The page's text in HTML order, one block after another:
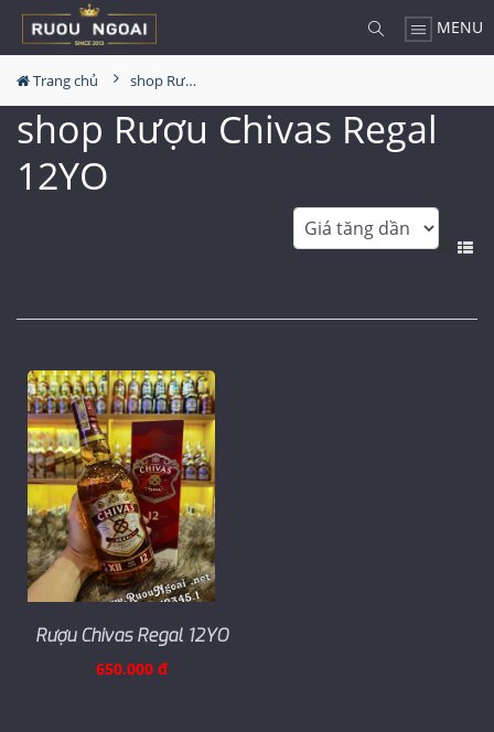
MENU
Trang chủ shop Rượu Chivas Regal 12YO
shop Rượu Chivas Regal
12YO
Rượu Chivas Regal 12YO
650.000 đ